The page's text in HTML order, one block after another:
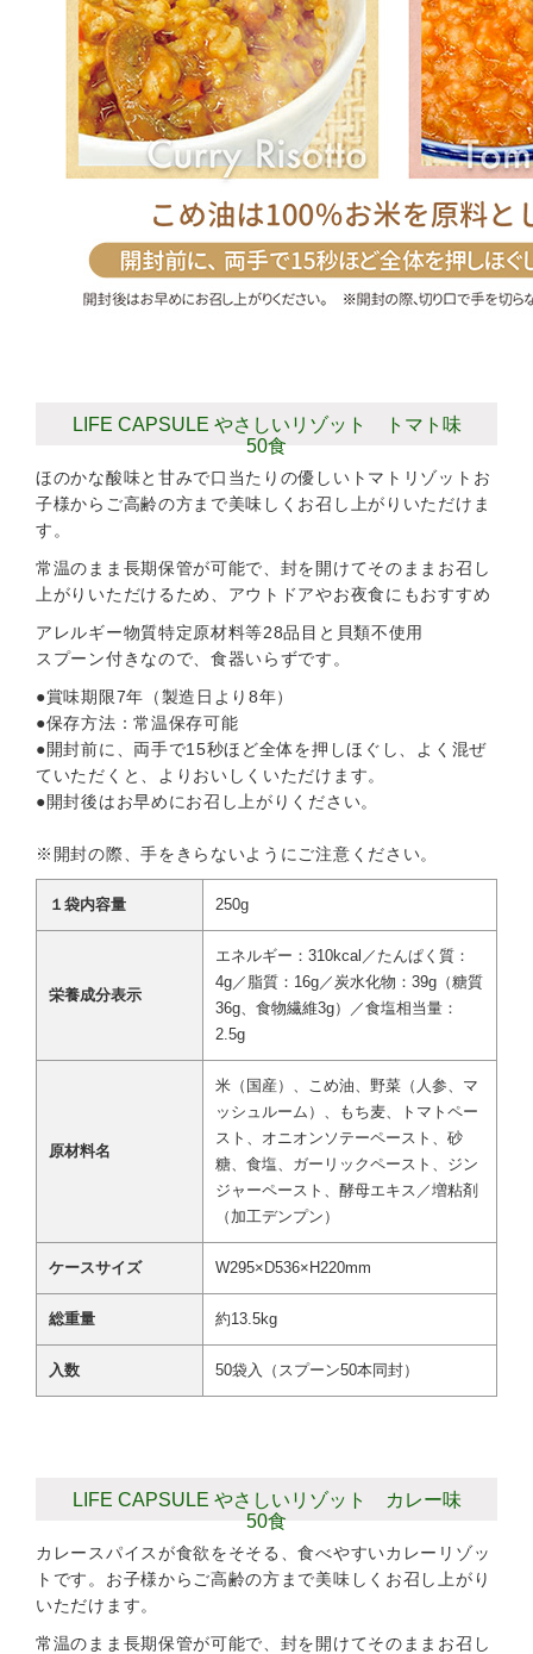
LIFE CAPSULE やさしいリゾット トマト味
50食
ほのかな酸味と甘みで口当たりの優しいトマトリゾットお
子様からご高齢の方まで美味しくお召し上がりいただけま
す。
常温のまま長期保管が可能で、封を開けてそのままお召し
上がりいただけるため、アウトドアやお夜食にもおすすめ
アレルギー物質特定原材料等28品目と貝類不使用
スプーン付きなので、食器いらずです。
●賞味期限7年（製造日より8年）
●保存方法：常温保存可能
●開封前に、両手で15秒ほど全体を押しほぐし、よく混ぜ
ていただくと、よりおいしくいただけます。
●開封後はお早めにお召し上がりください。
※開封の際、手をきらないようにご注意ください。
１袋内容量 250g
栄養成分表示
エネルギー：310kcal／たんぱく質：
4g／脂質：16g／炭水化物：39g（糖質
36g、食物繊維3g）／食塩相当量：
2.5g
原材料名
米（国産）、こめ油、野菜（人参、マ
ッシュルーム）、もち麦、トマトペー
スト、オニオンソテーペースト、砂
糖、食塩、ガーリックペースト、ジン
ジャーペースト、酵母エキス／増粘剤
（加工デンプン）
ケースサイズ W295×D536×H220mm
総重量 約13.5kg
入数 50袋入（スプーン50本同封）
LIFE CAPSULE やさしいリゾット カレー味
50食
カレースパイスが食欲をそそる、食べやすいカレーリゾッ
トです。お子様からご高齢の方まで美味しくお召し上がり
いただけます。
常温のまま長期保管が可能で、封を開けてそのままお召し